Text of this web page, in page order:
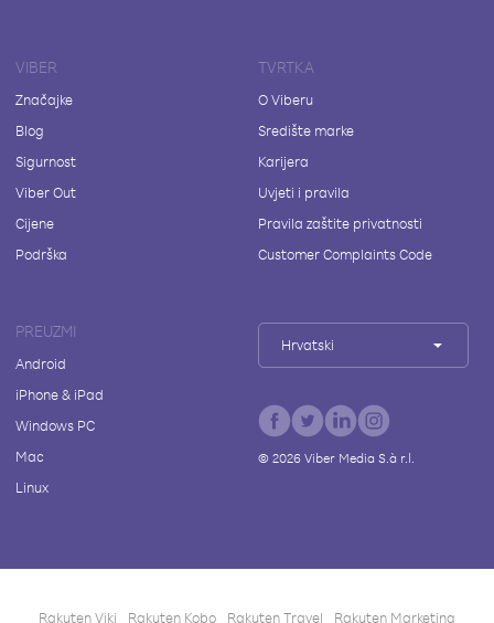
VIBER
Značajke
Blog
Sigurnost
Viber Out
Cijene
Podrška
TVRTKA
O Viberu
Središte marke
Karijera
Uvjeti i pravila
Pravila zaštite privatnosti
Customer Complaints Code
PREUZMI
Android
iPhone & iPad
Windows PC
Mac
Linux
Hrvatski
© 2026Viber Media S.à r.l.
Rakuten Viki Rakuten Kobo Rakuten Travel Rakuten Marketing